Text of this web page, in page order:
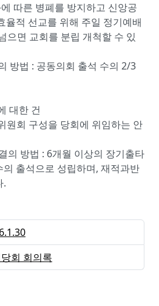
따른 병폐를 방지하고 신앙공
율적 선교를 위해 주일 정기예배
으면 교회를 분립 개척할 수 있
방법 : 공동의회 출석 수의 2/3
대한 건
원회 구성을 당회에 위임하는 안
의 방법 : 6개월 이상의 장기출타
출석으로 성립하며, 재적과반
.
회 회의록